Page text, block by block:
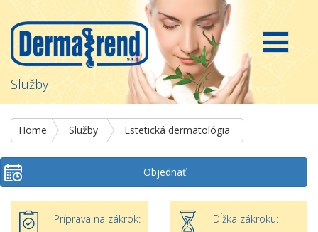
Služby
Home Služby Estetická dermatológia
Objednať
Príprava na zákrok: Dĺžka zákroku: